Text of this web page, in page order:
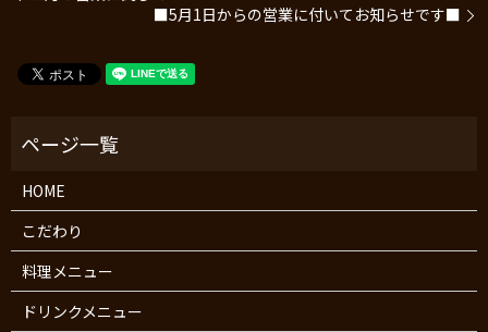
■5月1日からの営業に付いてお知らせです■
HOME
こだわり
料理メニュー
ドリンクメニュー